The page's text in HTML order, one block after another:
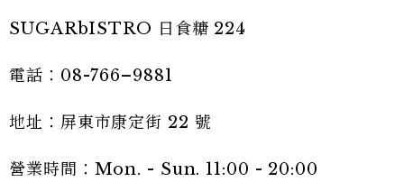
SUGARbISTRO 日食糖 224
電話：08-766–9881
地址：屏東市康定街 22 號
營業時間：Mon. - Sun. 11:00 - 20:00